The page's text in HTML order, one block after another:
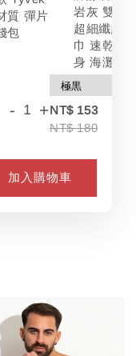
質 彈片
包
- +
岩灰 雙色
超細纖維
巾 速乾 吸
身 海灘
NT$ 153
NT$ 180
加入購物車